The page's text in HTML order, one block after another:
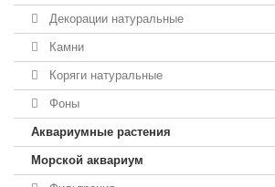
Декорации натуральные
Камни
Коряги натуральные
Фоны
Аквариумные растения
Морской аквариум